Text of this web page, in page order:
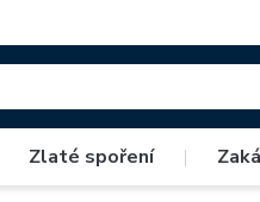
Zlaté spoření |